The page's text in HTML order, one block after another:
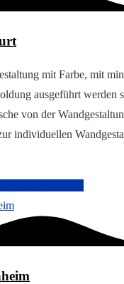
mit Farbe, mit
ausgeführt werden
von der
individuellen